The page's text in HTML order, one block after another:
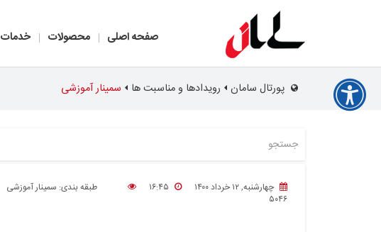
صفحه اصلی محصولات خدمات
پورتال سامان رویدادها و مناسبت ها سمینار آموزشی
چهارشنبه, ۱۲ خرداد ۱۴۰۰
۱۶:۴۵
۵۰۴۶
طبقه بندی: سمینار آموزشی